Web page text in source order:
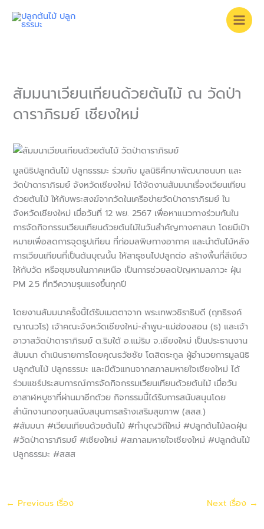
สัมมนาเวียนเทียนด้วยต้นไม้ ณ วัดป่า
ดาราภิรมย์ เชียงใหม่
มูลนิธิปลูกต้นไม้ ปลูกธรรมะ ร่วมกับ มูลนิธิศึกษาพัฒนาชนบท และ
วัดป่าดาราภิรมย์ จังหวัดเชียงใหม่ ได้จัดงานสัมมนาเรื่องเวียนเทียน
ด้วยต้นไม้ ให้กับพระสงฆ์จากวัดในเครือข่ายวัดป่าดาราภิรมย์ ใน
จังหวัดเชียงใหม่ เมื่อวันที่ 12 พย. 2567 เพื่อหาแนวทางร่วมกันใน
การจัดกิจกรรมเวียนเทียนด้วยต้นไม้ในวันสำคัญทางศาสนา โดยมีเป้า
หมายเพื่อลดการจุดธูปเทียน ที่ก่อมลพิษทางอากาศ และนำต้นไม้หลัง
การเวียนเทียนที่เป็นต้นบุญนั้น ให้สาธุชนไปปลูกต่อ สร้างพื้นที่สีเขียว
ให้กับวัด หรือชุมชนในภาคเหนือ เป็นการช่วยลดปัญหามลภาวะ ฝุ่น
PM 2.5 ที่ทวีความรุนแรงขึ้นทุกปี
โดยงานสัมมนาครั้งนี้ได้รับเมตตาจาก พระเทพวชิราธิบดี (ฤทธิรงค์
ญาณวโร) เจ้าคณะจังหวัดเชียงใหม่-ลำพูน-แม่ฮ่องสอน (ธ) และเจ้า
อาวาสวัดป่าดาราภิรมย์ ต.ริมใต้ อ.แม่ริม จ.เชียงใหม่ เป็นประธานงาน
สัมมนา ดำเนินรายการโดยคุณธวัชชัย โตสิตระกูล ผู้อำนวยการมูลนิธิ
ปลูกต้นไม้ ปลูกธรรมะ และมีตัวแทนจากสภาลมหายใจเชียงใหม่ ได้
ร่วมแชร์ประสบการณ์การจัดกิจกรรมเวียนเทียนด้วยต้นไม้ เมื่อวัน
อาสาฬหบูชาที่ผ่านมาอีกด้วย กิจกรรมนี้ได้รับการสนับสนุนโดย
สำนักงานกองทุนสนับสนุนการสร้างเสริมสุขภาพ (สสส.)
#สัมมนา #เวียนเทียนด้วยต้นไม้ #ทำบุญวิถีใหม่ #ปลูกต้นไม้ลดฝุ่น
#วัดป่าดาราภิรมย์ #เชียงใหม่ #สภาลมหายใจเชียงใหม่ #ปลูกต้นไม้
ปลูกธรรมะ #สสส
← Previous เรื่อง Next เรื่อง →